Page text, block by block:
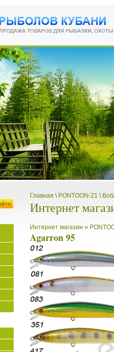
Главная \ PONTOON-21 \
Интернет
Интернет магазин »
Agarron 95